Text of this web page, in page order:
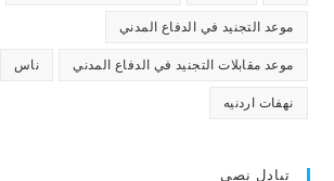
موعد التجنيد في الدفاع المدني
موعد مقابلات التجنيد في الدفاع المدني ناس
نهفات اردنيه
تبادل نصي